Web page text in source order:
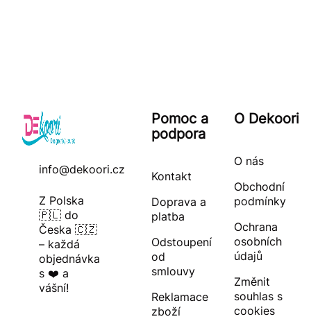
info@dekoori.cz
Z Polska
🇵🇱 do
Česka 🇨🇿
– každá
objednávka
s ❤️ a
vášní!
Pomoc a
podpora
Kontakt
Doprava a
platba
Odstoupení
od
smlouvy
Reklamace
zboží
O Dekoori
O nás
Obchodní
podmínky
Ochrana
osobních
údajů
Změnit
souhlas s
cookies